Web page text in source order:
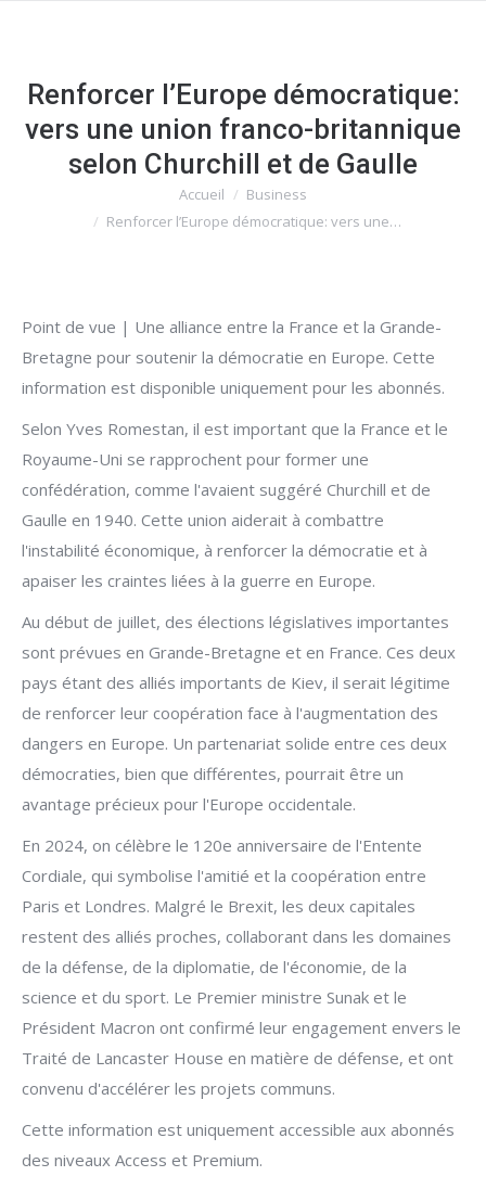
Renforcer l’Europe démocratique:
vers une union franco-britannique
selon Churchill et de Gaulle
Accueil
Business
Renforcer l’Europe démocratique: vers une…
Point de vue | Une alliance entre la France et la Grande-
Bretagne pour soutenir la démocratie en Europe. Cette
information est disponible uniquement pour les abonnés.
Selon Yves Romestan, il est important que la France et le
Royaume-Uni se rapprochent pour former une
confédération, comme l'avaient suggéré Churchill et de
Gaulle en 1940. Cette union aiderait à combattre
l'instabilité économique, à renforcer la démocratie et à
apaiser les craintes liées à la guerre en Europe.
Au début de juillet, des élections législatives importantes
sont prévues en Grande-Bretagne et en France. Ces deux
pays étant des alliés importants de Kiev, il serait légitime
de renforcer leur coopération face à l'augmentation des
dangers en Europe. Un partenariat solide entre ces deux
démocraties, bien que différentes, pourrait être un
avantage précieux pour l'Europe occidentale.
En 2024, on célèbre le 120e anniversaire de l'Entente
Cordiale, qui symbolise l'amitié et la coopération entre
Paris et Londres. Malgré le Brexit, les deux capitales
restent des alliés proches, collaborant dans les domaines
de la défense, de la diplomatie, de l'économie, de la
science et du sport. Le Premier ministre Sunak et le
Président Macron ont confirmé leur engagement envers le
Traité de Lancaster House en matière de défense, et ont
convenu d'accélérer les projets communs.
Cette information est uniquement accessible aux abonnés
des niveaux Access et Premium.